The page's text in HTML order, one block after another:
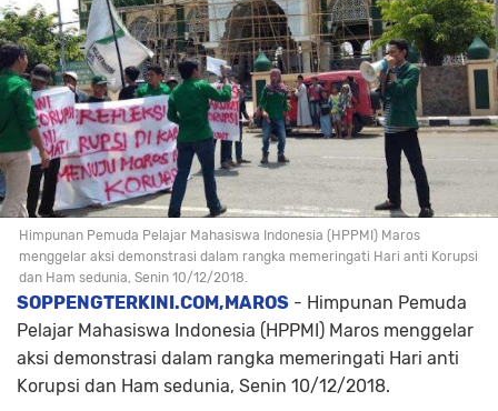
Himpunan Pemuda Pelajar Mahasiswa Indonesia (HPPMI) Maros
menggelar aksi demonstrasi dalam rangka memeringati Hari anti Korupsi
dan Ham sedunia, Senin 10/12/2018.
SOPPENGTERKINI.COM,MAROS - Himpunan Pemuda
Pelajar Mahasiswa Indonesia (HPPMI) Maros menggelar
aksi demonstrasi dalam rangka memeringati Hari anti
Korupsi dan Ham sedunia, Senin 10/12/2018.